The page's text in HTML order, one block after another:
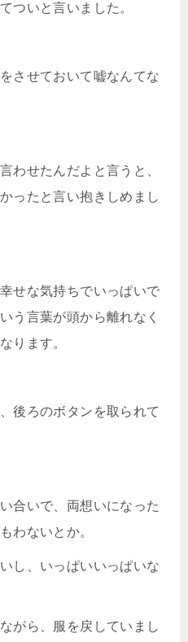
ついと言いました。
させておいて嘘なんてな
わせたんだよと言うと、
ったと言い抱きしめまし
せな気持ちでいっぱいで
う言葉が頭から離れなく
ります。
後ろのボタンを取られて
合いで、両想いになった
わないとか。
し、いっぱいいっぱいな
がら、服を戻していまし